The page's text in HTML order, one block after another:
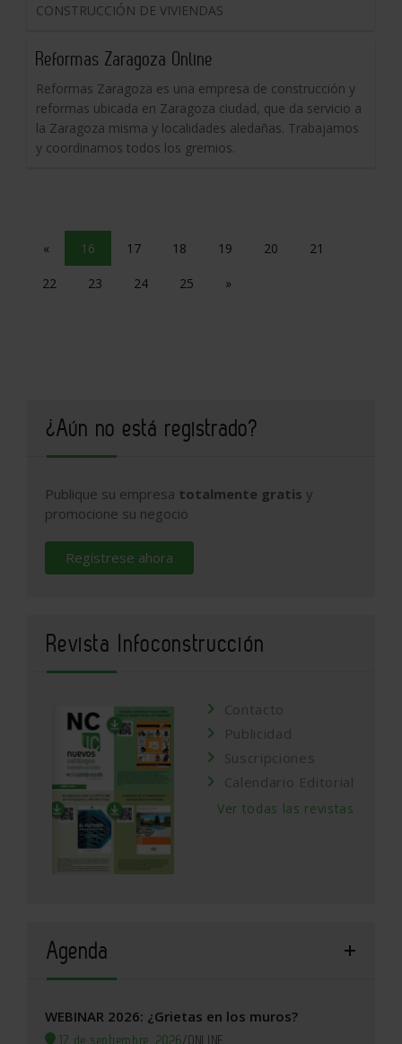
CONSTRUCCIÓN DE VIVIENDAS
Reformas Zaragoza Online
Reformas Zaragoza es una empresa de construcción y
reformas ubicada en Zaragoza ciudad, que da servicio a
la Zaragoza misma y localidades aledañas. Trabajamos
y coordinamos todos los gremios.
« 16 17 18 19 20 21
22 23 24 25 »
¿Aún no está registrado?
Publique su empresa totalmente gratis y
promocione su negocio
Regístrese ahora
Revista Infoconstrucción
Contacto
Publicidad
Suscripciones
Calendario Editorial
Ver todas las revistas
Agenda
WEBINAR 2026: ¿Grietas en los muros?